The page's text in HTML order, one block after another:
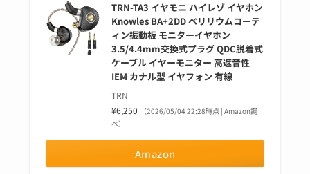
TRN-TA3 イヤモニ ハイレゾ イヤホン
Knowles BA+2DD ベリリウムコーテ
ィン振動板 モニターイヤホン
3.5/4.4mm交換式プラグ QDC脱着式
ケーブル イヤーモニター 高遮音性
IEM カナル型 イヤフォン 有線
TRN
¥6,250
（2026/05/04 22:28時点 | Amazon調
べ）
Amazon